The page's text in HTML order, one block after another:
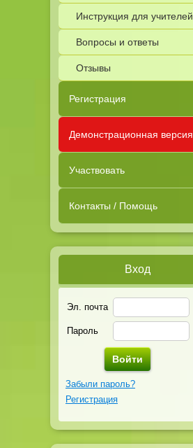
Инструкция для учителей
Вопросы и ответы
Отзывы
Регистрация
Демонстрационная версия
Участвовать
Контакты / Помощь
Вход
Эл. почта
Пароль
Забыли пароль?
Регистрация